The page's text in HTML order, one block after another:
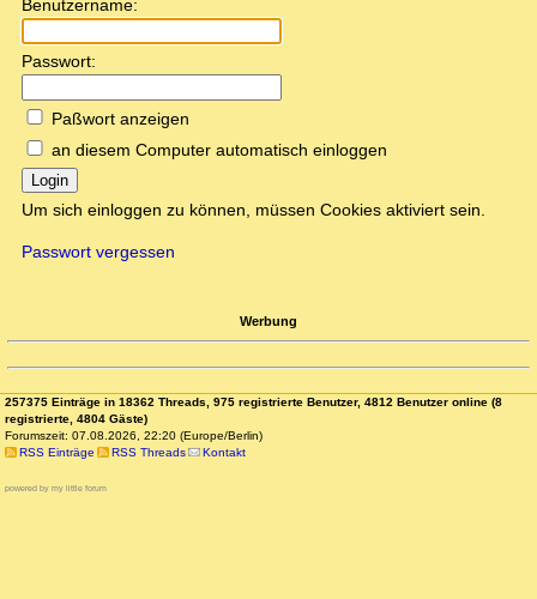
Benutzername:
Passwort:
Paßwort anzeigen
an diesem Computer automatisch einloggen
Login
Um sich einloggen zu können, müssen Cookies aktiviert sein.
Passwort vergessen
Werbung
257375 Einträge in 18362 Threads, 975 registrierte Benutzer, 4812 Benutzer online (8
registrierte, 4804 Gäste)
Forumszeit: 07.08.2026, 22:20 (Europe/Berlin)
RSS Einträge
RSS Threads Kontakt
powered by my little forum